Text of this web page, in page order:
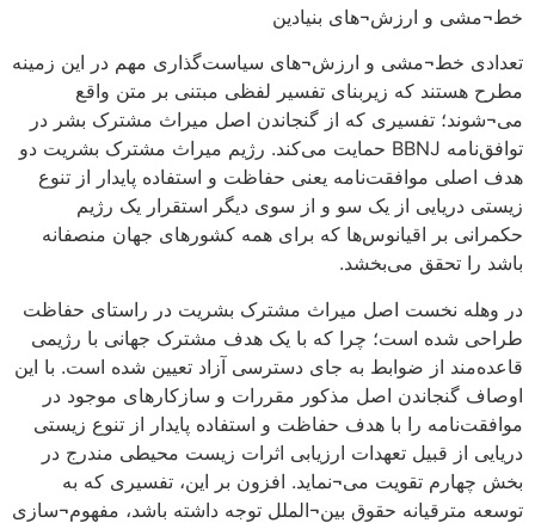
خط¬مشی و ارزش¬های بنیادین
تعدادی خط¬مشی و ارزش¬های سیاست‌گذاری مهم در این زمینه
مطرح هستند که زیربنای تفسیر لفظی مبتنی بر متن واقع
می¬شوند؛‏ تفسیری که از گنجاندن اصل میراث مشترک بشر در
توافق‌نامه BBNJ حمایت می‌کند. رژیم میراث مشترک بشریت دو
هدف اصلی موافقت‌نامه یعنی حفاظت و استفاده پایدار از تنوع
زیستی دریایی از یک سو و از سوی دیگر استقرار یک رژیم
حکمرانی بر اقیانوس‌ها که برای همه کشورهای جهان منصفانه
باشد را تحقق می‌بخشد.
در وهله نخست اصل میراث مشترک بشریت در راستای حفاظت
طراحی شده است؛ چرا که با یک هدف مشترک جهانی با رژیمی
قاعده‌مند از ضوابط به جای دسترسی آزاد تعیین شده است. با این
اوصاف گنجاندن اصل مذکور مقررات و سازکارهای موجود در
موافقت‌نامه را با هدف حفاظت و استفاده پایدار از تنوع زیستی
دریایی از قبیل تعهدات ارزیابی اثرات زیست محیطی مندرج در
بخش چهارم تقویت می¬نماید. افزون بر این، تفسیری که به
توسعه مترقیانه حقوق بین¬الملل توجه داشته باشد، مفهوم¬سازی